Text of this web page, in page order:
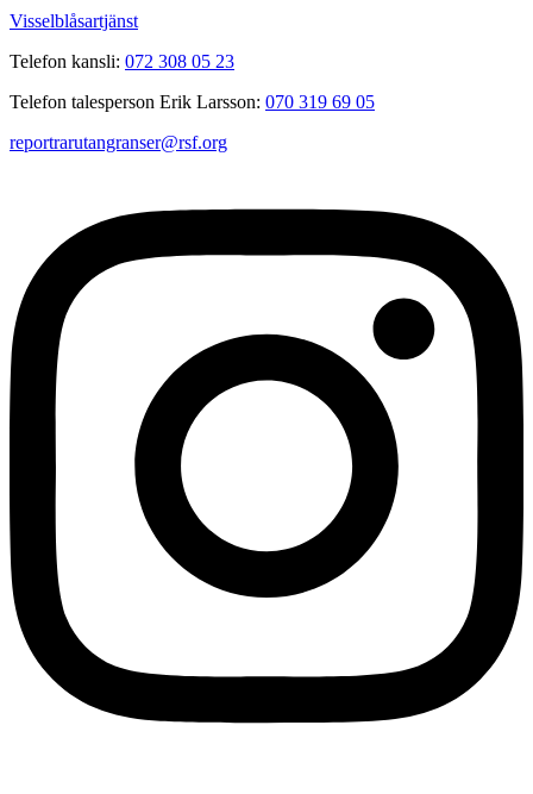
Visselblåsartjänst
Telefon kansli: 072 308 05 23
Telefon talesperson Erik Larsson: 070 319 69 05
reportrarutangranser@rsf.org